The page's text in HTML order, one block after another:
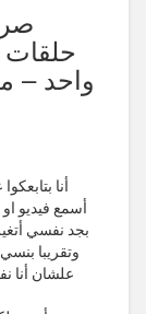
واحد –
أنا
أسمع فيديو
بجد نفسي
وتقريبا
علشان أنا